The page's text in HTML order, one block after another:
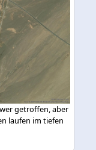
getroffen, aber
laufen im tiefen